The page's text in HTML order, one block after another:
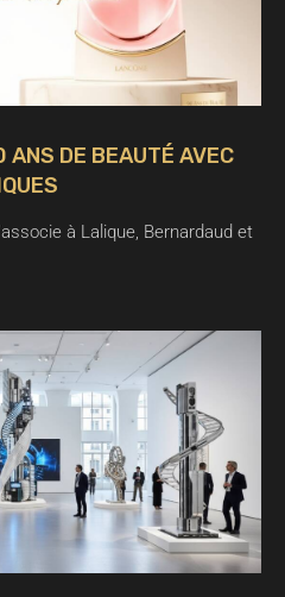
ANS DE BEAUTÉ AVEC
à Lalique, Bernardaud et